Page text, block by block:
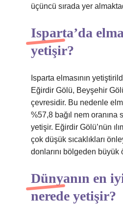
üçüncü sırada yer
Isparta’da
yetişir?
Isparta elmasının
Eğirdir Gölü, Beyşehir
çevresidir. Bu nedenle
%57,8 bağıl nem oranına
yetişir. Eğirdir Gölü’nün
çok düşük sıcaklıkları
donlarını bölgeden büyük
Dünyanın en
nerede yetişir?